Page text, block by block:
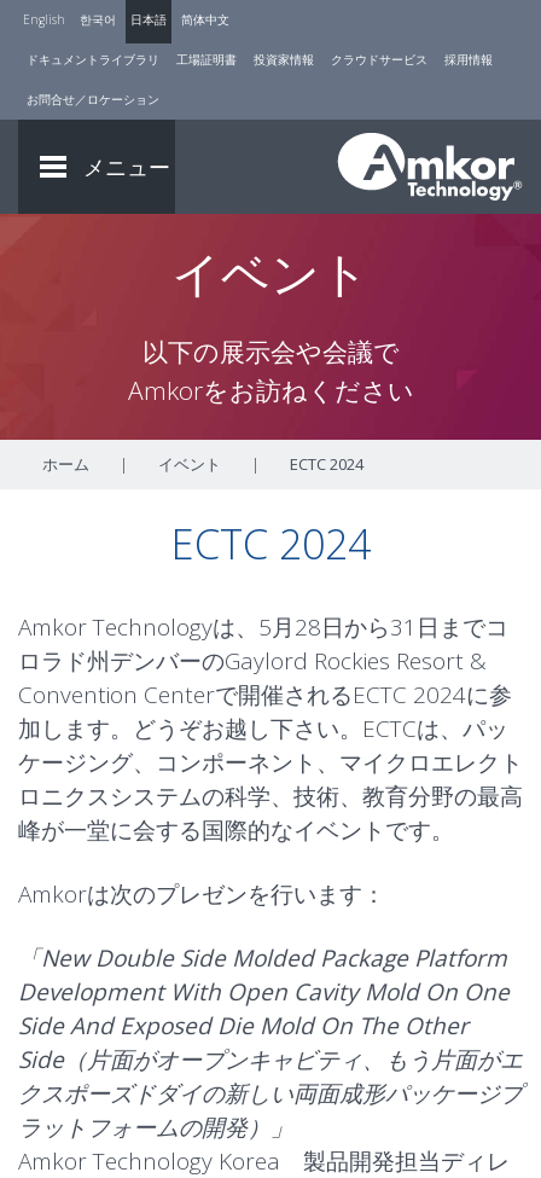
English 한국어 日本語 简体中文
ドキュメントライブラリ 工場証明書 投資家情報 クラウドサービス 採用情報
お問合せ／ロケーション
メニュー
イベント
以下の展示会や会議で
Amkorをお訪ねください
ホーム | イベント | ECTC 2024
ECTC 2024
Amkor Technologyは、5月28日から31日までコ
ロラド州デンバーのGaylord Rockies Resort &
Convention Centerで開催されるECTC 2024に参
加します。どうぞお越し下さい。ECTCは、パッ
ケージング、コンポーネント、マイクロエレクト
ロニクスシステムの科学、技術、教育分野の最高
峰が一堂に会する国際的なイベントです。
Amkorは次のプレゼンを行います：
「New Double Side Molded Package Platform
Development With Open Cavity Mold On One
Side And Exposed Die Mold On The Other
Side（片面がオープンキャビティ、もう片面がエ
クスポーズドダイの新しい両面成形パッケージプ
ラットフォームの開発）」
Amkor Technology Korea 製品開発担当ディレ